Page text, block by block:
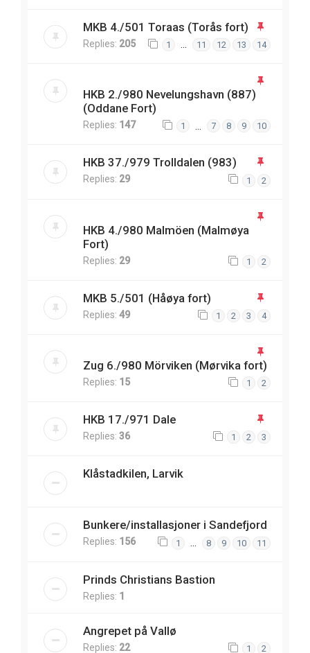
MKB 4./501 Toraas (Torås fort)
Replies: 205 1 … 11 12 13 14
HKB 2./980 Nevelungshavn (887)
(Oddane Fort)
Replies: 147 1 7 8 9 10
HKB 37./979 Trolldalen (983)
Replies: 29 1 2
HKB 4./980 Malmöen (Malmøya
Fort)
Replies: 29 1 2
MKB 5./501 (Håøya fort)
Replies: 49 1 2 3 4
Zug 6./980 Mörviken (Mørvika fort)
Replies: 15 1 2
HKB 17./971 Dale
Replies: 36 1 2 3
Klåstadkilen, Larvik
Bunkere/installasjoner i Sandefjord
Replies: 156 1 8 9 10 11
Prinds Christians Bastion
Replies: 1
Angrepet på Vallø
Replies: 22 1 2